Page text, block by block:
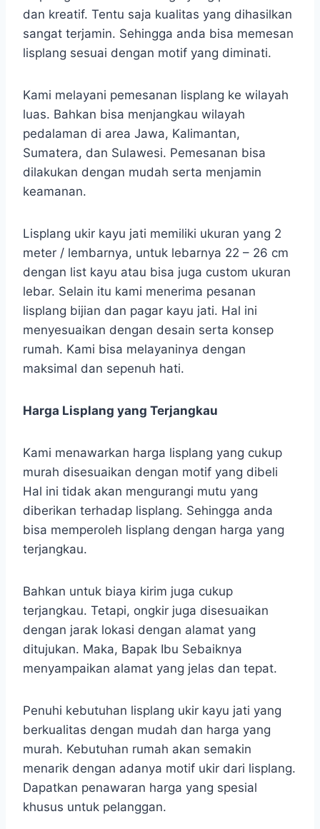
dan kreatif. Tentu saja kualitas yang dihasilkan
sangat terjamin. Sehingga anda bisa memesan
lisplang sesuai dengan motif yang diminati.
Kami melayani pemesanan lisplang ke wilayah
luas. Bahkan bisa menjangkau wilayah
pedalaman di area Jawa, Kalimantan,
Sumatera, dan Sulawesi. Pemesanan bisa
dilakukan dengan mudah serta menjamin
keamanan.
Lisplang ukir kayu jati memiliki ukuran yang 2
meter / lembarnya, untuk lebarnya 22 – 26 cm
dengan list kayu atau bisa juga custom ukuran
lebar. Selain itu kami menerima pesanan
lisplang bijian dan pagar kayu jati. Hal ini
menyesuaikan dengan desain serta konsep
rumah. Kami bisa melayaninya dengan
maksimal dan sepenuh hati.
Harga Lisplang yang Terjangkau
Kami menawarkan harga lisplang yang cukup
murah disesuaikan dengan motif yang dibeli
Hal ini tidak akan mengurangi mutu yang
diberikan terhadap lisplang. Sehingga anda
bisa memperoleh lisplang dengan harga yang
terjangkau.
Bahkan untuk biaya kirim juga cukup
terjangkau. Tetapi, ongkir juga disesuaikan
dengan jarak lokasi dengan alamat yang
ditujukan. Maka, Bapak Ibu Sebaiknya
menyampaikan alamat yang jelas dan tepat.
Penuhi kebutuhan lisplang ukir kayu jati yang
berkualitas dengan mudah dan harga yang
murah. Kebutuhan rumah akan semakin
menarik dengan adanya motif ukir dari lisplang.
Dapatkan penawaran harga yang spesial
khusus untuk pelanggan.